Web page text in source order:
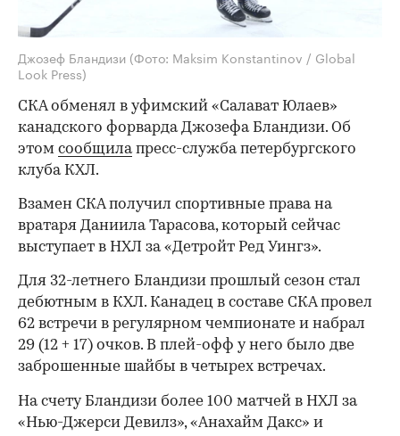
Джозеф Бландизи (Фото: Maksim Konstantinov / Global
Look Press)
СКА обменял в уфимский «Салават Юлаев»
канадского форварда Джозефа Бландизи. Об
этом сообщилапресс-служба петербургского
клуба КХЛ.
Взамен СКА получил спортивные права на
вратаря Даниила Тарасова, который сейчас
выступает в НХЛ за «Детройт Ред Уингз».
Для 32-летнего Бландизи прошлый сезон стал
дебютным в КХЛ. Канадец в составе СКА провел
62 встречи в регулярном чемпионате и набрал
29 (12 + 17) очков. В плей-офф у него было две
заброшенные шайбы в четырех встречах.
На счету Бландизи более 100 матчей в НХЛ за
«Нью-Джерси Девилз», «Анахайм Дакс» и